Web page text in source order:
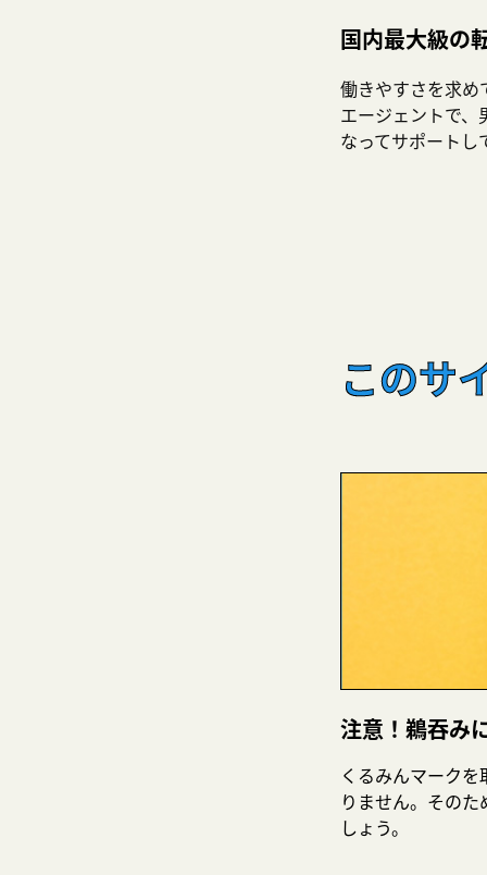
国内最大級の
働きやすさを求め
エージェントで
なってサポートし
このサ
注意！鵜吞み
くるみんマーク
りません。その
しょう。